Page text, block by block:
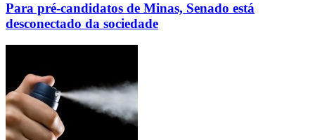
Para pré-candidatos de Minas, Senado está
desconectado da sociedade